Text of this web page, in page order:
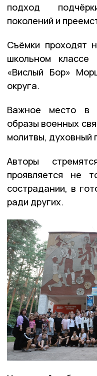
подход
поколений и
Съёмки проходят
школьном классе
«Вислый Бор»
округа.
Важное место в
образы военных
молитвы, духовный
Авторы
проявляется не
сострадании, в
ради других.